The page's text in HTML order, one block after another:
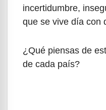
incertidumbre,
que se vive día con
¿Qué piensas de
de cada país?